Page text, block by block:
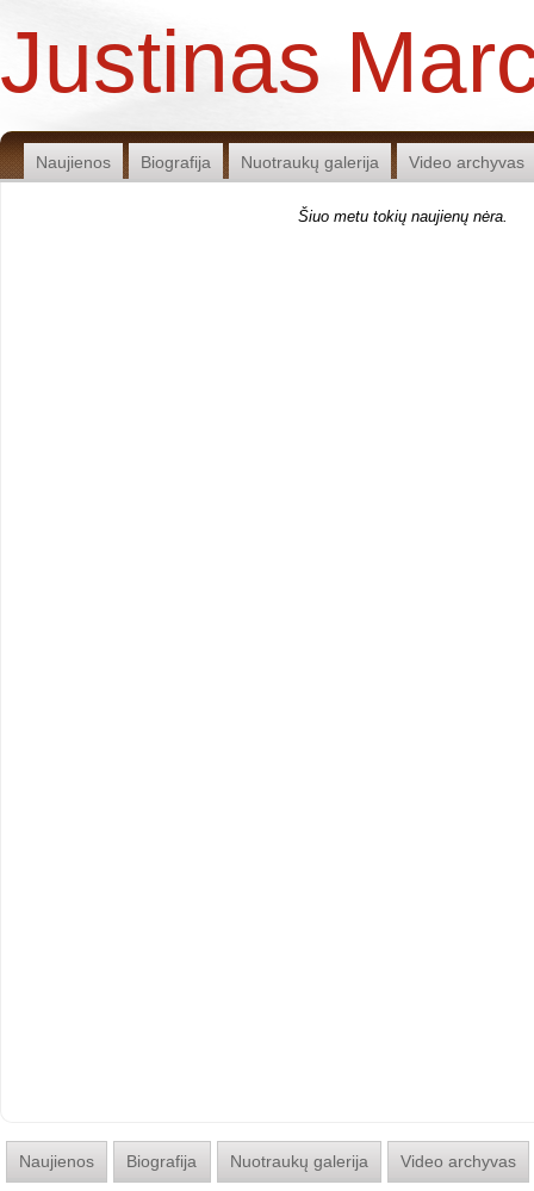
Justinas
Naujienos Biografija Nuotraukų galerija Video archyvas
Šiuo metu tokių naujienų nėra.
Naujienos Biografija Nuotraukų galerija Video archyvas